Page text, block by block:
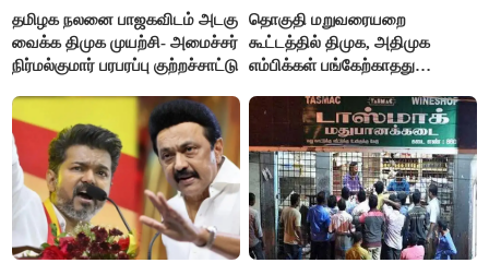
தமிழக நலனை பாஜகவிடம் அடகு
வைக்க திமுக முயற்சி- அமைச்சர்
நிர்மல்குமார் பரபரப்பு குற்றச்சாட்டு
தொகுதி மறுவரையறை
கூட்டத்தில் திமுக, அதிமுக
எம்பிக்கள் பங்கேற்காதது